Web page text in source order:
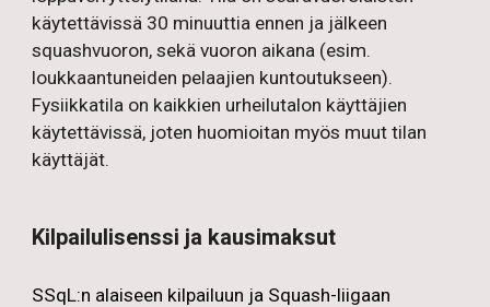
käytettävissä 30 minuuttia ennen ja jälkeen
squashvuoron, sekä vuoron aikana (esim.
loukkaantuneiden pelaajien kuntoutukseen).
Fysiikkatila on kaikkien urheilutalon käyttäjien
käytettävissä, joten huomioitan myös muut tilan
käyttäjät.
Kilpailulisenssi ja kausimaksut
SSqL:n alaiseen kilpailuun ja Squash-liigaan